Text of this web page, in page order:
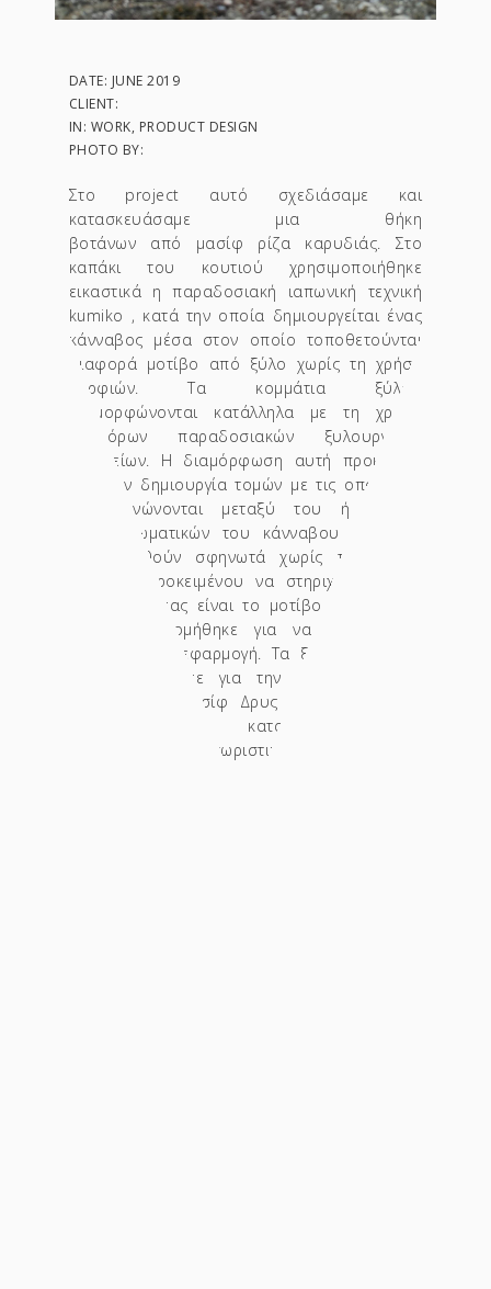
DATE: JUNE 2019
CLIENT:
IN: WORK, PRODUCT DESIGN
PHOTO BY:
Στο project αυτό σχεδιάσαμε και
κατασκευάσαμε μια θήκη
βοτάνων από μασίφ ρίζα καρυδιάς. Στο
καπάκι του κουτιού χρησιμοποιήθηκε
εικαστικά η παραδοσιακή ιαπωνική τεχνική
kumiko , κατά την οποία δημιουργείται ένας
κάνναβος μέσα στον οποίο τοποθετούνται
διαφορά μοτίβο από ξύλο χωρίς τη χρήση
καρφιών. Τα κομμάτια ξύλου
διαμορφώνονται κατάλληλα με τη χρήση
διαφόρων παραδοσιακών ξυλουργικών
εργαλείων. Η διαμόρφωση αυτή προκύπτει
από την δημιουργία τομών με τις οποίες τα
ξύλα ενώνονται μεταξύ του ή γωνιών
συμπληρωματικών του κάνναβου ώστε να
τοποθετηθούν σφηνωτά χωρίς την χρήση
καρφιών προκειμένου να στηριχτούν. Πηγή
έμπνευσης μας είναι το μοτίβο asanoha το
οποίο αποδομήθηκε για να καλύψει τη
συγκεκριμένη εφαρμογή. Τα ξύλα τα οποία
χρησιμοποιήσαμε για την κατασκευή του
μοτίβο είναι μασίφ Δρυς και Padauk. Στο
εσωτερικό της κατασκευής έχουν
διαμορφωθεί διαχωριστικές θήκες για τα